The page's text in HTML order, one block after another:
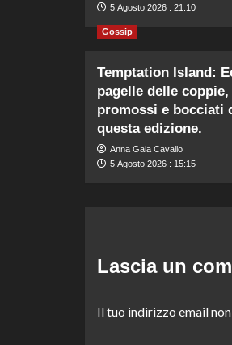
5 Agosto 2026 : 21:10
Gossip
Temptation Island:
pagelle delle coppie,
promossi e bocciati
questa edizione.
Anna Gaia Cavallo
5 Agosto 2026 : 15:15
Lascia un
Il tuo indirizzo email